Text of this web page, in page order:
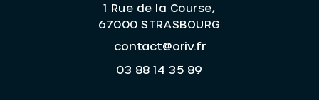
1 Rue de la Course,
67000 STRASBOURG
contact@oriv.fr
03 88 14 35 89